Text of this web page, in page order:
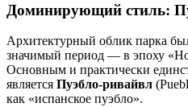
Доминирующий стиль:
Архитектурный облик парка
значимый период — в эпоху
Основным и практически
является Пуэбло-ривайвл
как «испанское пуэбло».